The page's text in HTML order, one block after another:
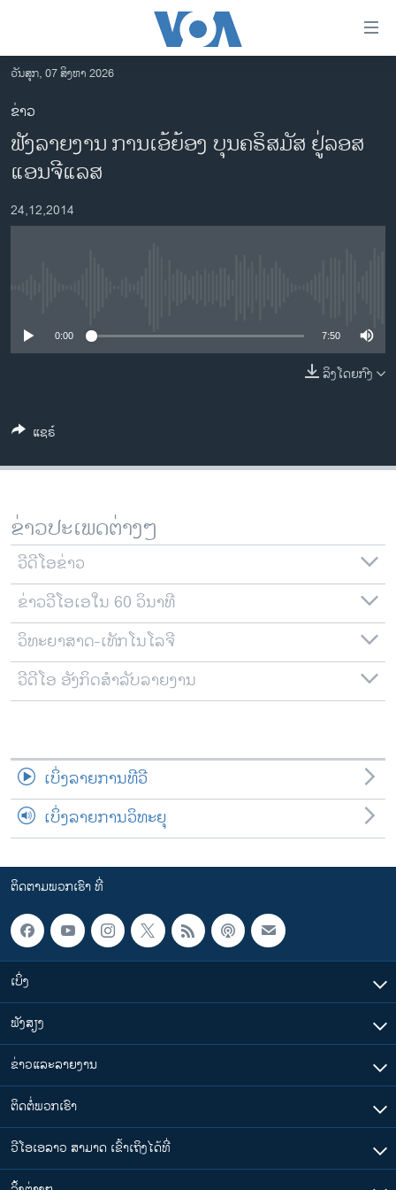
ເຂົ້າ
ຫາ
ຂ້າມ
ຂ້າມ
ຂ້າມ
ໄປ
ຫາ
ຊອກ
ອາເມຣິກາ
ຂ່າວ​ຈີນ
ຊີວິດຊາວລາວ
ທຸລະກິດ
ພາສາອັງກິດ
ສຽງ
ລາຍການກະຈາຍສຽງ
ລາຍງານ
ຕິດຕາມພວກເຮົາ ທີ່
ພາສາຕ່າງໆ
ວັນສຸກ, 07 ສິງຫາ 2026
ຂ່າວ
ຟັງລາຍງານ ການເອ້ຍ້ອງ ບຸນຄຣິສມັສ ຢູ່ລອສ
ແອນຈີແລສ
24,12,2014
0:00 7:50
ລິງໂດຍກົງ
ແຊຣ໌
ຂ່າວປະເພດຕ່າງໆ
ວີດີໂອຂ່າວ
ຂ່າວວີໂອເອໃນ 60 ວິນາທີ
ວິທະຍາສາດ-ເທັກໂນໂລຈີ
ວີດີໂອ ອັງກິດສຳລັບລາຍງານ
ເບິ່ງລາຍການທີວີ
ເບິ່ງລາຍການວິທະຍຸ
ຕິດຕາມພວກເຮົາ ທີ່
ເບິ່ງ
ຟັງສຽງ
ຂ່າວແລະລາຍງານ
ຕິດຕໍ່ພວກເຮົາ
ວີໂອເອລາວ ສາມາດ ເຂົ້າເຖິງໄດ້ທີ່